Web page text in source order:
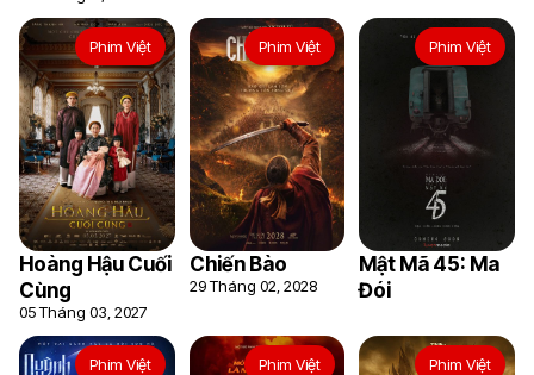
Phim Việt
Hoàng Hậu Cuối
Cùng
05 Tháng 03, 2027
Phim Việt
Chiến Bào
29 Tháng 02, 2028
Phim Việt
Mật Mã 45: Ma
Đói
Phim Việt Phim Việt Phim Việt